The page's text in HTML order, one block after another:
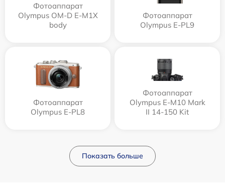
Фотоаппарат
Olympus OM-D E-M1X
body
Фотоаппарат
Olympus E‑PL9
Фотоаппарат
Olympus E-PL8
Фотоаппарат
Olympus E‑M10 Mark
II 14-150 Kit
Показать больше